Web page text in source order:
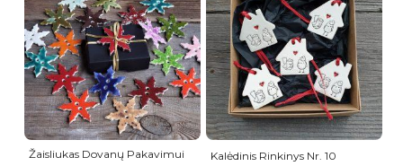
Žaisliukas Dovanų Pakavimui
Kalėdinis Rinkinys Nr. 10